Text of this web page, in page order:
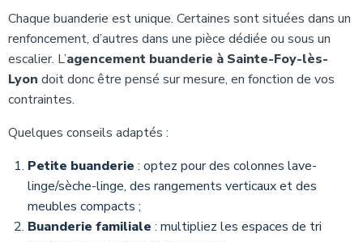
Chaque buanderie est unique. Certaines sont situées dans un
renfoncement, d’autres dans une pièce dédiée ou sous un
escalier. L’agencement buanderie à Sainte-Foy-lès-
Lyon doit donc être pensé sur mesure, en fonction de vos
contraintes.
Quelques conseils adaptés :
Petite buanderie : optez pour des colonnes lave-
linge/sèche-linge, des rangements verticaux et des
meubles compacts ;
Buanderie familiale : multipliez les espaces de tri